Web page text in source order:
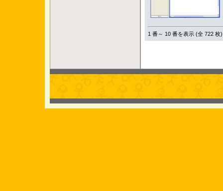
1 番～ 10 番を表示 (全 722 枚)